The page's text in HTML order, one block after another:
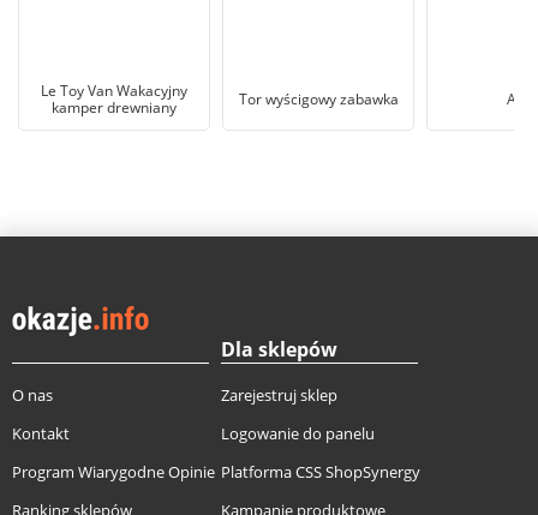
Le Toy Van Wakacyjny
kamper drewniany
Tor wyścigowy zabawka Auto
O nas
Kontakt
Program Wiarygodne Opinie
Ranking sklepów
Dla sklepów
Zarejestruj sklep
Logowanie do panelu
Platforma CSS ShopSynergy
Kampanie produktowe